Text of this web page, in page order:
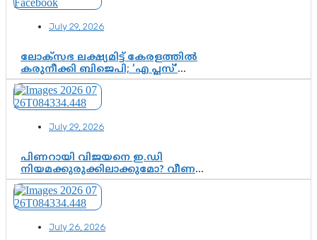
July 29, 2026
ലോക്സഭ ലക്ഷ്യമിട്ട് കേരളത്തിൽ
കരുനീക്കി ബിജെപി; ‘എ പ്ലസ്’
മണ്ഡലങ്ങളിൽ പ്രമുഖരെ ഇറക്കി
കേന്ദ്രനേതൃത്വം, തിരുവനന്തപുരത്ത്
രാജീവ് ചന്ദ്രശേഖർ, ആറ്റിങ്ങലിൽ
ശോഭാ സുരേന്ദ്രൻ..
July 29, 2026
പിണറായി വിജയനെ ഇ.ഡി
നിയമക്കുരുക്കിലാക്കുമോ? വീണ
വിജയൻ മാപ്പുസാക്ഷിയാകുമോ?
കർത്തയുടെ മൊഴി നിർണായക
വഴിത്തിരിവാകുമോ?
July 26, 2026